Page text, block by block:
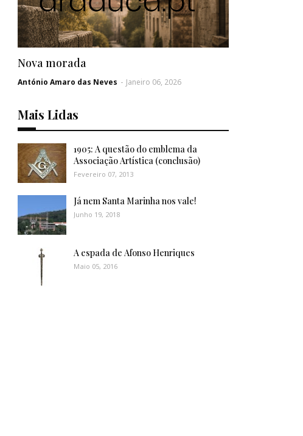
Nova morada
António Amaro das Neves - Janeiro 06, 2026
Mais Lidas
1905: A questão do emblema da
Associação Artística (conclusão)
Fevereiro 07, 2013
Já nem Santa Marinha nos vale!
Junho 19, 2018
A espada de Afonso Henriques
Maio 05, 2016